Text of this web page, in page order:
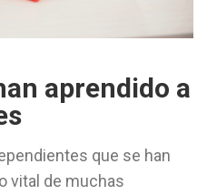
aprendido a
que se han
vital de muchas